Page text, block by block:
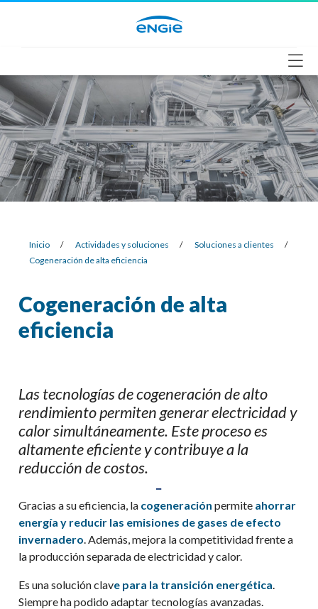
Inicio / Actividades y soluciones / Soluciones a clientes
/
Cogeneración de alta eficiencia
Cogeneración de alta
eficiencia
Las tecnologías de cogeneración de alto
rendimiento permiten generar electricidad y
calor simultáneamente. Este proceso es
altamente eficiente y contribuye a la
reducción de costos.
Gracias a su eficiencia, la cogeneración permite ahorrar
energía y reducir las emisiones de gases de efecto
invernadero. Además, mejora la competitividad frente a
la producción separada de electricidad y calor.
Es una solución clave para la transición energética.
Siempre ha podido adaptar tecnologías avanzadas.